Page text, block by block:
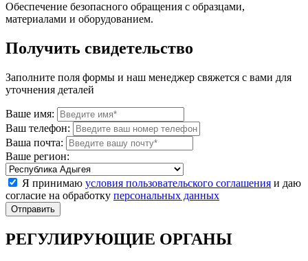
Обеспечение безопасного обращения с образцами,
материалами и оборудованием.
Получить свидетельство
Заполните поля формы и наш менеджер свяжется с вами для
уточнения деталей
Ваше имя:
Ваш телефон:
Ваша почта:
Ваше регион:
Я принимаю условия пользовательского соглашения и даю
согласие на обработку персональных данных
РЕГУЛИРУЮЩИЕ ОРГАНЫ